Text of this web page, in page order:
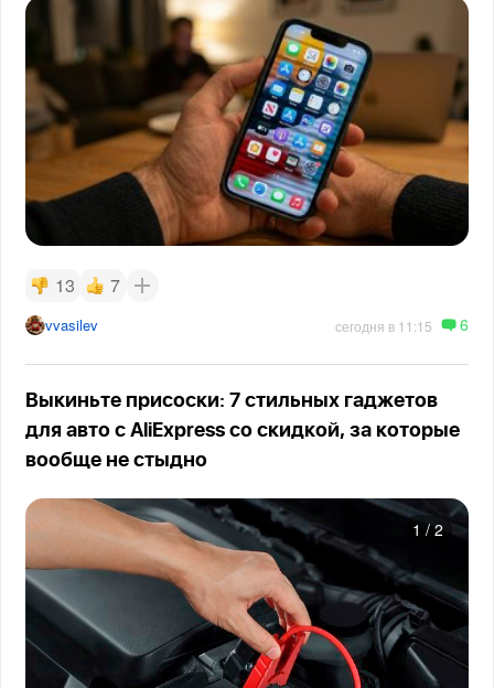
13 7
vvasilev сегодня в 11:15 6
Выкиньте присоски: 7 стильных гаджетов
для авто с AliExpress со скидкой, за которые
вообще не стыдно
1 / 2